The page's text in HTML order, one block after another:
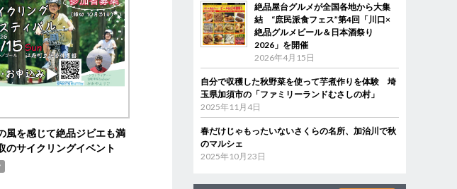
風を感じて絶品ジビエも満
サイクリングイベント
絶品屋台グルメが全国各地から大集
結 “庶民派食フェス”第4回「川口×
絶品グルメビール＆日本酒祭り
2026」を開催
2026年4月15日
自分で収穫した秋野菜を使って芋煮作りを体験 埼
玉県加須市の「ファミリーランドむさしの村」
2025年11月4日
春だけじゃもったいないさくらの名所、加治川で秋
のマルシェ
2025年10月23日